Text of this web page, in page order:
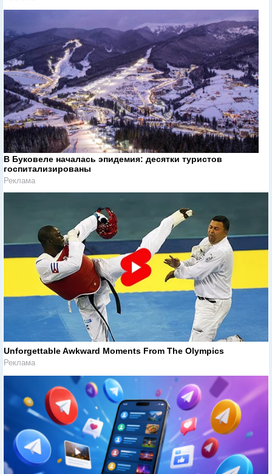
В Буковеле началась эпидемия: десятки туристов
госпитализированы
Реклама
Unforgettable Awkward Moments From The Olympics
Реклама